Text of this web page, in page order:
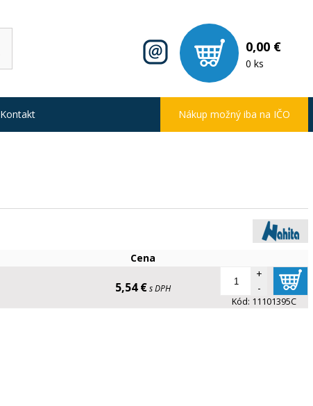
0,00 €
0 ks
Cena
5,54 €s DPH
+
-
Kód: 11101395C
Kontakt Nákup možný iba na IČO